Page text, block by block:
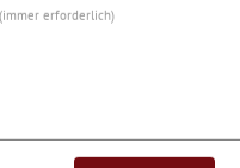
12/2020
von
(immer erforderlich)